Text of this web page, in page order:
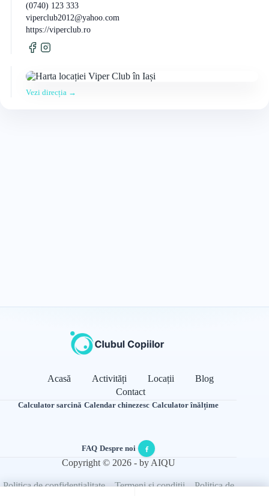
(0740) 123 333
viperclub2012@yahoo.com
https://viperclub.ro
Vezi direcția →
Acasă Activități Locații
Blog
Contact
Calculator sarcină·Calendar chinezesc·Calculator înălțime
FAQ·Despre noi·
Copyright © 2026 - by AIQU
Politica de confidențialitate Termeni și condiții
Politica de